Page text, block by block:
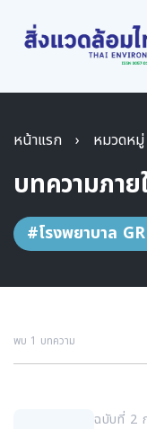
หน้าแรก › หมวดหมู่
บทความภา
#โรงพยาบาล
พบ 1 บทความ
ฉบับที่ 2